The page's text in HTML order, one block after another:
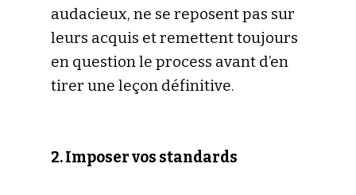
audacieux, ne se reposent pas sur
leurs acquis et remettent toujours
en question le process avant d’en
tirer une leçon définitive.
2. Imposer vos standards